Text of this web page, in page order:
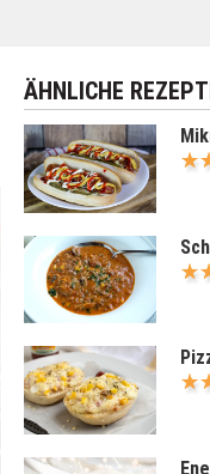
ÄHNLICHE